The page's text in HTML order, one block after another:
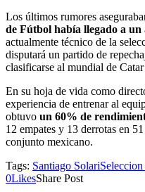
Los últimos rumores
de Fútbol había llegado a
actualmente técnico de la
disputará un partido de
clasificarse al mundial de
En su hoja de vida como
experiencia de entrenar al
obtuvo un 60% de
12 empates y 13 derrotas en
conjunto mexicano.
Tags: Santiago Solari
0LikesShare Post